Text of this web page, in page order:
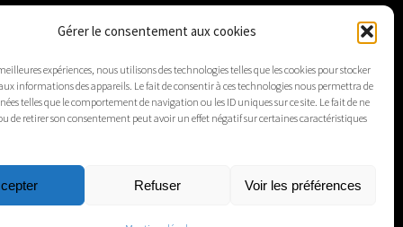
Gérer le consentement aux cookies
expériences, nous utilisons des technologies telles que les cookies pour stocker
informations des appareils. Le fait de consentir à ces technologies nous permettra de
telles que le comportement de navigation ou les ID uniques sur ce site. Le fait de ne
de retirer son consentement peut avoir un effet négatif sur certaines caractéristiques
Refuser Voir les préférences